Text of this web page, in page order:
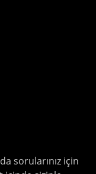
sorularınız için